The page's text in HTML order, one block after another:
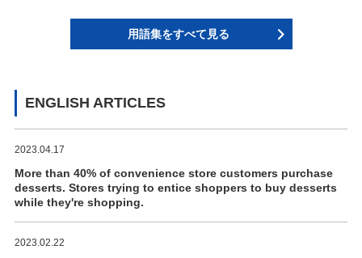
用語集をすべて見る
ENGLISH ARTICLES
2023.04.17
More than 40% of convenience store customers purchase
desserts. Stores trying to entice shoppers to buy desserts
while they're shopping.
2023.02.22